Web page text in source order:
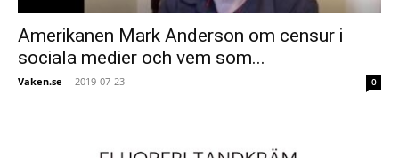
Amerikanen Mark Anderson om censur i
sociala medier och vem som...
Vaken.se - 2019-07-23 0